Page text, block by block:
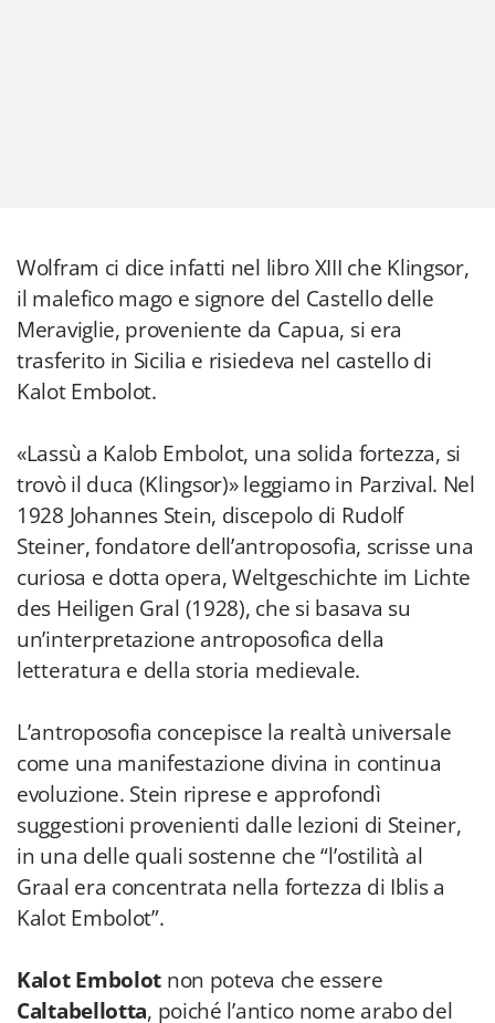
Wolfram ci dice infatti nel libro XIII che Klingsor,
il malefico mago e signore del Castello delle
Meraviglie, proveniente da Capua, si era
trasferito in Sicilia e risiedeva nel castello di
Kalot Embolot.
«Lassù a Kalob Embolot, una solida fortezza, si
trovò il duca (Klingsor)» leggiamo in Parzival. Nel
1928 Johannes Stein, discepolo di Rudolf
Steiner, fondatore dell’antroposofia, scrisse una
curiosa e dotta opera, Weltgeschichte im Lichte
des Heiligen Gral (1928), che si basava su
un’interpretazione antroposofica della
letteratura e della storia medievale.
L’antroposofia concepisce la realtà universale
come una manifestazione divina in continua
evoluzione. Stein riprese e approfondì
suggestioni provenienti dalle lezioni di Steiner,
in una delle quali sostenne che “l’ostilità al
Graal era concentrata nella fortezza di Iblis a
Kalot Embolot”.
Kalot Embolot non poteva che essere
Caltabellotta, poiché l’antico nome arabo del